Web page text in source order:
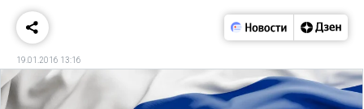
19.01.2016 13:16